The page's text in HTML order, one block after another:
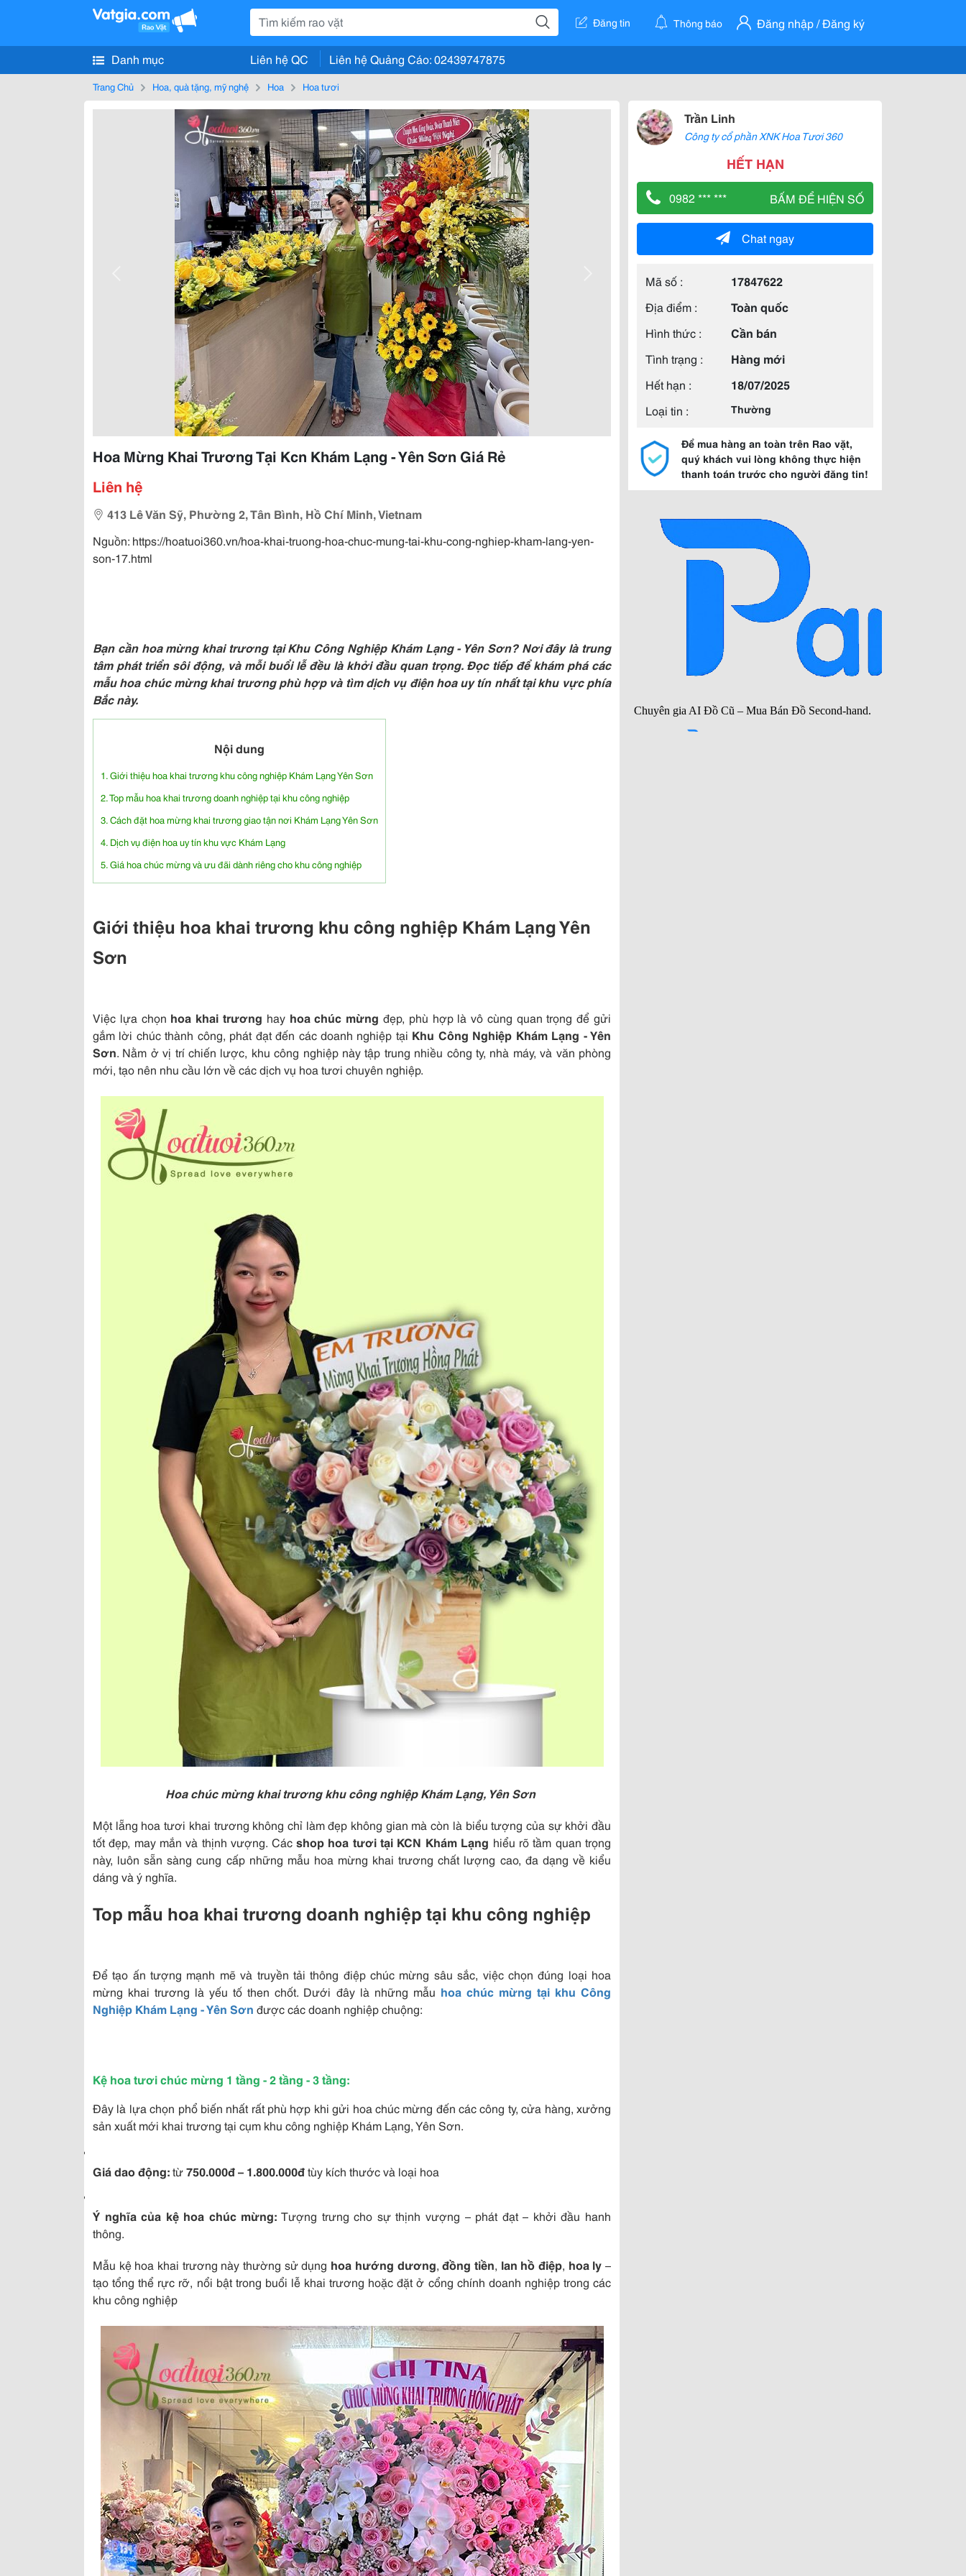
Đăng tin Thông báo Đăng nhập / Đăng ký
Danh mục Liên hệ QC Liên hệ Quảng Cáo: 02439747875
Trang Chủ Hoa, quà tặng, mỹ nghệ Hoa Hoa tươi
Hoa Mừng Khai Trương Tại Kcn Khám Lạng - Yên Sơn Giá Rẻ
Liên hệ
413 Lê Văn Sỹ, Phường 2, Tân Bình, Hồ Chí Minh, Vietnam
Nguồn: https://hoatuoi360.vn/hoa-khai-truong-hoa-chuc-mung-tai-khu-cong-nghiep-kham-lang-yen-
son-17.html
Bạn cần hoa mừng khai trương tại Khu Công Nghiệp Khám Lạng - Yên Sơn? Nơi đây là trung
tâm phát triển sôi động, và mỗi buổi lễ đều là khởi đầu quan trọng. Đọc tiếp để khám phá các
mẫu hoa chúc mừng khai trương phù hợp và tìm dịch vụ điện hoa uy tín nhất tại khu vực phía
Bắc này.
Nội dung
1. Giới thiệu hoa khai trương khu công nghiệp Khám Lạng Yên Sơn
2. Top mẫu hoa khai trương doanh nghiệp tại khu công nghiệp
3. Cách đặt hoa mừng khai trương giao tận nơi Khám Lạng Yên Sơn
4. Dịch vụ điện hoa uy tín khu vực Khám Lạng
5. Giá hoa chúc mừng và ưu đãi dành riêng cho khu công nghiệp
Giới thiệu hoa khai trương khu công nghiệp Khám Lạng Yên
Sơn
Việc lựa chọn hoa khai trương hay hoa chúc mừng đẹp, phù hợp là vô cùng quan trọng để gửi
gắm lời chúc thành công, phát đạt đến các doanh nghiệp tại Khu Công Nghiệp Khám Lạng - Yên
Sơn. Nằm ở vị trí chiến lược, khu công nghiệp này tập trung nhiều công ty, nhà máy, và văn phòng
mới, tạo nên nhu cầu lớn về các dịch vụ hoa tươi chuyên nghiệp.
Hoa chúc mừng khai trương khu công nghiệp Khám Lạng, Yên Sơn
Một lẵng hoa tươi khai trương không chỉ làm đẹp không gian mà còn là biểu tượng của sự khởi đầu
tốt đẹp, may mắn và thịnh vượng. Các shop hoa tươi tại KCN Khám Lạng hiểu rõ tầm quan trọng
này, luôn sẵn sàng cung cấp những mẫu hoa mừng khai trương chất lượng cao, đa dạng về kiểu
dáng và ý nghĩa.
Top mẫu hoa khai trương doanh nghiệp tại khu công nghiệp
Để tạo ấn tượng mạnh mẽ và truyền tải thông điệp chúc mừng sâu sắc, việc chọn đúng loại hoa
mừng khai trương là yếu tố then chốt. Dưới đây là những mẫu hoa chúc mừng tại khu Công
Nghiệp Khám Lạng - Yên Sơn được các doanh nghiệp chuộng:
Kệ hoa tươi chúc mừng 1 tầng - 2 tầng - 3 tầng:
Đây là lựa chọn phổ biến nhất rất phù hợp khi gửi hoa chúc mừng đến các công ty, cửa hàng, xưởng
sản xuất mới khai trương tại cụm khu công nghiệp Khám Lạng, Yên Sơn.
Giá dao động:từ750.000đ – 1.800.000đtùy kích thước và loại hoa
Ý nghĩa của kệ hoa chúc mừng: Tượng trưng cho sự thịnh vượng – phát đạt – khởi đầu hanh
thông.
Mẫu kệ hoa khai trương này thường sử dụng hoa hướng dương,đồng tiền, lan hồ điệp, hoa ly –
tạo tổng thể rực rỡ, nổi bật trong buổi lễ khai trương hoặc đặt ở cổng chính doanh nghiệp trong các
khu công nghiệp
Trần Linh
Công ty cổ phần XNK Hoa Tươi 360
HẾT HẠN
0982 *** *** BẤM ĐỂ HIỆN SỐ
Chat ngay
Mã số :
17847622
Địa điểm :
Toàn quốc
Hình thức :
Cần bán
Tình trạng :
Hàng mới
Hết hạn :
18/07/2025
Loại tin :
Thường
Để mua hàng an toàn trên Rao vặt,
quý khách vui lòng không thực hiện
thanh toán trước cho người đăng tin!